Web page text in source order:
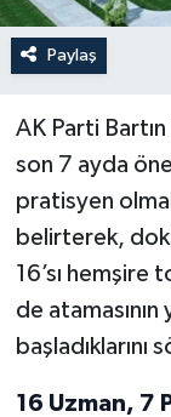
Paylaş
AK Parti Bartın
son 7 ayda
pratisyen
belirterek,
16’sı hemşire
de
başladıklarını
16 Uzman, 7
Yaşam
DÜNYA
YEREL